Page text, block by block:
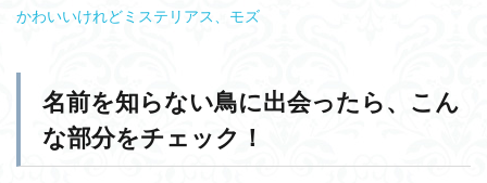
かわいいけれどミステリアス、モズ
名前を知らない鳥に出会ったら、こん
な部分をチェック！